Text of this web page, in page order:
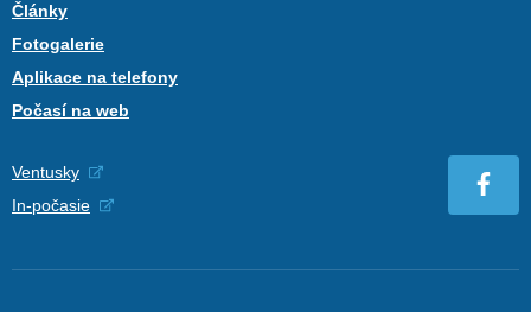
Články
Fotogalerie
Aplikace na telefony
Počasí na web
Ventusky
In-počasie